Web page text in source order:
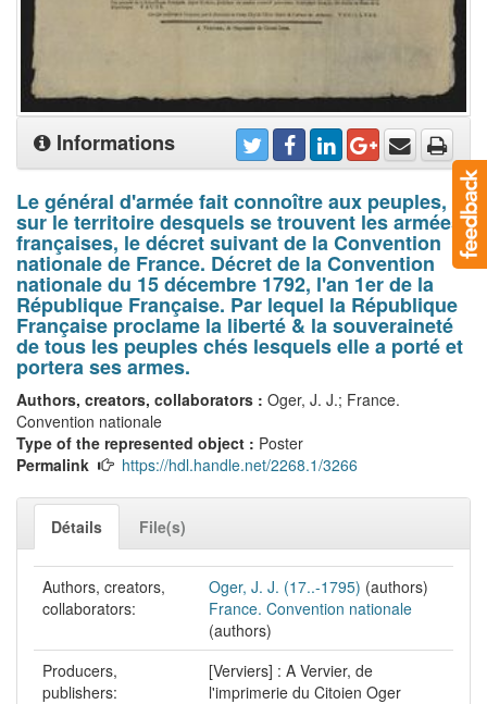
Informations
Le général d'armée fait connoître aux peuples,
sur le territoire desquels se trouvent les armées
françaises, le décret suivant de la Convention
nationale de France. Décret de la Convention
nationale du 15 décembre 1792, l'an 1er de la
République Française. Par lequel la République
Française proclame la liberté & la souveraineté
de tous les peuples chés lesquels elle a porté et
portera ses armes.
Authors, creators, collaborators : Oger, J. J.; France.
Convention nationale
Type of the represented object : Poster
Permalink
https://hdl.handle.net/2268.1/3266
Détails File(s)
Authors, creators,
collaborators:
Oger, J. J. (17..-1795) (authors)
France. Convention nationale
(authors)
Producers,
publishers:
[Verviers] : A Vervier, de
l'imprimerie du Citoien Oger